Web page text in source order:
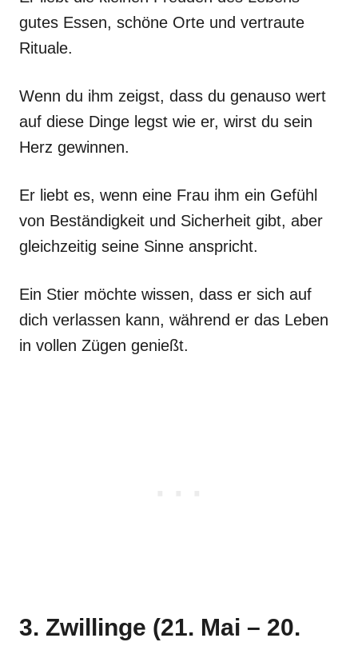
gutes Essen, schöne Orte und vertraute
Rituale.
Wenn du ihm zeigst, dass du genauso wert
auf diese Dinge legst wie er, wirst du sein
Herz gewinnen.
Er liebt es, wenn eine Frau ihm ein Gefühl
von Beständigkeit und Sicherheit gibt, aber
gleichzeitig seine Sinne anspricht.
Ein Stier möchte wissen, dass er sich auf
dich verlassen kann, während er das Leben
in vollen Zügen genießt.
3. Zwillinge (21. Mai – 20.